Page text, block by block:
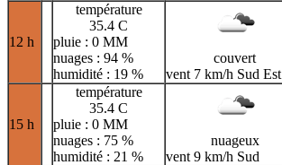
12 h
température
35.4 C
pluie : 0 MM
nuages : 94 %
humidité : 19 %
couvert
vent 7 km/h Sud Est
15 h
température
35.4 C
pluie : 0 MM
nuages : 75 %
humidité : 21 %
nuageux
vent 9 km/h Sud